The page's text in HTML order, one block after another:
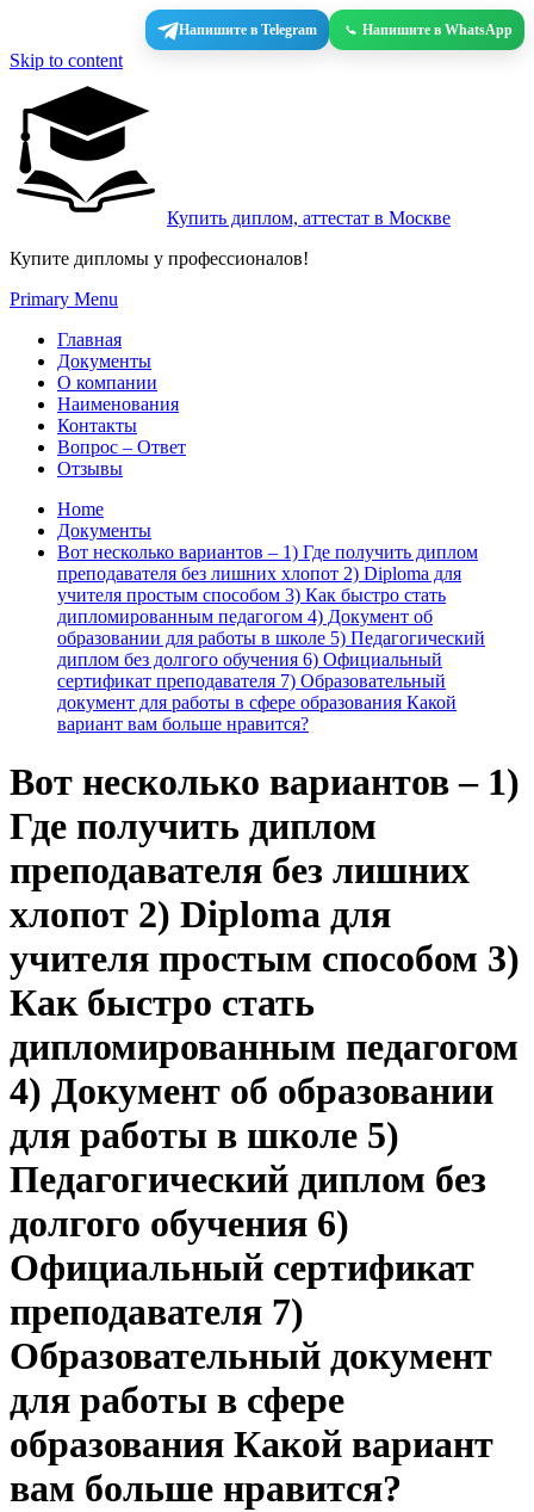
Напишите в Telegram Напишите в WhatsApp
Skip to content
Купить диплом, аттестат в Москве
Купите дипломы у профессионалов!
Primary Menu
Главная
Документы
О компании
Наименования
Контакты
Вопрос – Ответ
Отзывы
Home
Документы
Вот несколько вариантов – 1) Где получить диплом
преподавателя без лишних хлопот 2) Diploma для
учителя простым способом 3) Как быстро стать
дипломированным педагогом 4) Документ об
образовании для работы в школе 5) Педагогический
диплом без долгого обучения 6) Официальный
сертификат преподавателя 7) Образовательный
документ для работы в сфере образования Какой
вариант вам больше нравится?
Вот несколько вариантов – 1)
Где получить диплом
преподавателя без лишних
хлопот 2) Diploma для
учителя простым способом 3)
Как быстро стать
дипломированным педагогом
4) Документ об образовании
для работы в школе 5)
Педагогический диплом без
долгого обучения 6)
Официальный сертификат
преподавателя 7)
Образовательный документ
для работы в сфере
образования Какой вариант
вам больше нравится?